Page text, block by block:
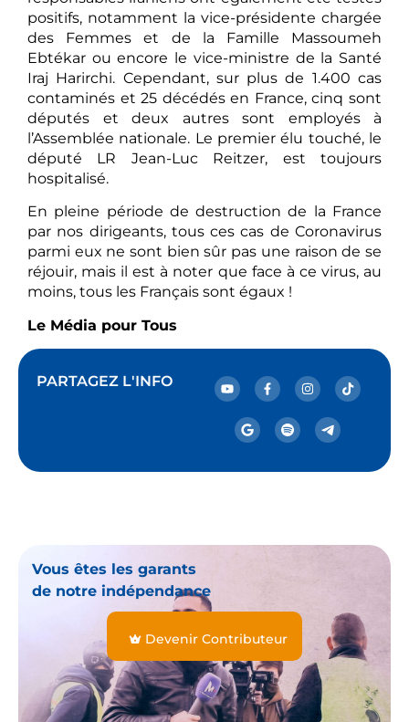
positifs, notamment la vice-présidente chargée
des Femmes et de la Famille Massoumeh
Ebtékar ou encore le vice-ministre de la Santé
Iraj Harirchi. Cependant, sur plus de 1.400 cas
contaminés et 25 décédés en France, cinq sont
députés et deux autres sont employés à
l’Assemblée nationale. Le premier élu touché, le
député LR Jean-Luc Reitzer, est toujours
hospitalisé.
En pleine période de destruction de la France
par nos dirigeants, tous ces cas de Coronavirus
parmi eux ne sont bien sûr pas une raison de se
réjouir, mais il est à noter que face à ce virus, au
moins, tous les Français sont égaux !
Le Média pour Tous
PARTAGEZ L'INFO
Vous êtes les garants
de notre indépendance
Devenir Contributeur